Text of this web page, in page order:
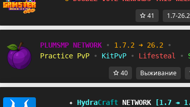
41 1.7-26.2
PLUMSMP NETWORK • 1.7.2 ➜ 26.2
•
Practice PvP
• KitPvP • Lifesteal •
40 Выживание
✦ HydraCraft NETWORK [1.7 ↠